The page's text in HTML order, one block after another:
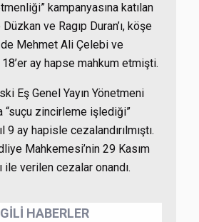
kampanyasına katılan
ve Ragıp Duran’ı, köşe
Mehmet Ali Çelebi ve
18’er ay hapse mahkum etmişti.
Eş Genel Yayın Yönetmeni
“suçu zincirleme işlediği”
ay hapisle cezalandırılmıştı.
Mahkemesi’nin 29 Kasım
ile verilen cezalar onandı.
HABERLER